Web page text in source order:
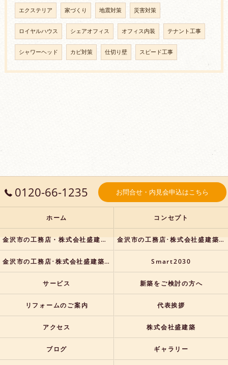
エクステリア 家づくり 地震対策 災害対策
ロイヤルハウス シェアオフィス オフィス内装 テナント工事
シャワーヘッド カビ対策 仕切り壁 スピード工事
0120-66-1235 お問合せ・内見会申込はこちら
ホーム コンセプト
金沢市の工務店・株式会社盛建築の口コミ情報 金沢市の工務店･株式会社盛建築の評判
金沢市の工務店･株式会社盛建築のお客様の声 Smart2030
サービス 新築をご検討の方へ
リフォームのご案内 代表挨拶
アクセス 株式会社盛建築
ブログ ギャラリー